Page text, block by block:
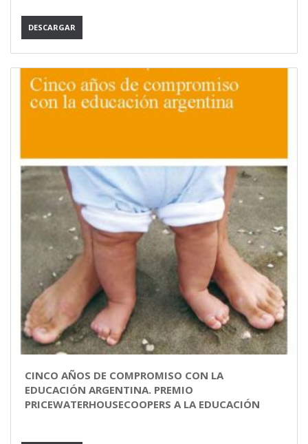
DESCARGAR
CINCO AÑOS DE COMPROMISO CON LA
EDUCACIÓN ARGENTINA. PREMIO
PRICEWATERHOUSECOOPERS A LA EDUCACIÓN